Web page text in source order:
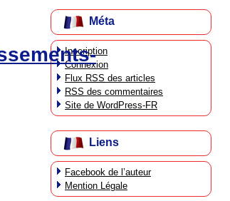
Méta
Inscription
Connexion
Flux RSS des articles
RSS des commentaires
Site de WordPress-FR
Liens
Facebook de l’auteur
Mention Légale